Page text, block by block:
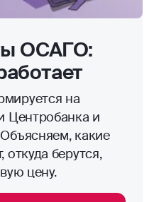
ОСАГО:
на
Центробанка и
какие
откуда берутся,
цену.